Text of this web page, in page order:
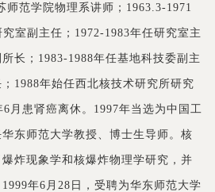
师范学院物理系讲师；1963.3-1971
室副主任；1972-1983年任研究室主
长；1983-1988年任基地科技委副主
1988年始任西北核技术研究所研究
月患肾癌离休。1997年当选为中国工
东师范大学教授、博士生导师。核
炸现象学和核爆炸物理学研究，并
年6月28日，受聘为华东师范大学